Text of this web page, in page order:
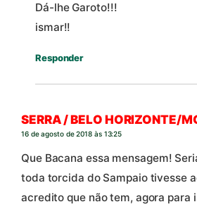
Dá-lhe Garoto!!!
ismar!!
Responder
SERRA / BELO HORIZONTE/
16 de agosto de 2018 às 13:25
Que Bacana essa mensagem!
toda torcida do Sampaio tivesse
acredito que não tem, agora para